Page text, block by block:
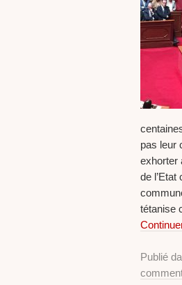
pas leur
exhorter
de l’Etat
tétanise
Publié